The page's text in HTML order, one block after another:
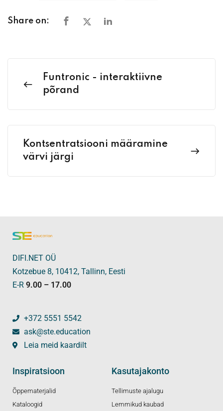
Share on:
Funtronic - interaktiivne
põrand
Kontsentratsiooni määramine
värvi järgi
DIFI.NET OÜ
Kotzebue 8, 10412, Tallinn, Eesti
E-R 9.00 – 17.00
+372 5551 5542
ask@ste.education
Leia meid kaardilt
Inspiratsioon
Õppematerjalid
Kataloogid
Kasutajakonto
Tellimuste ajalugu
Lemmikud kaubad